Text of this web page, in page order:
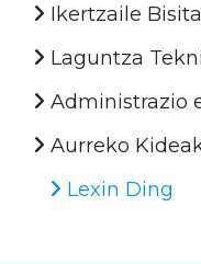
Ikertzaile
Laguntza
Administrazio
Aurreko
Lexin Ding